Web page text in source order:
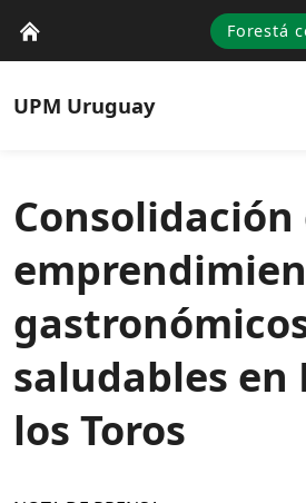
Forestá
UPM Uruguay
Consolidación
saludables en
los Toros